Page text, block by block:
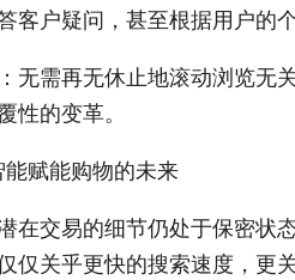
客户疑问，甚至根据用户的
无需再无休止地滚动浏览无
性的变革。
赋能购物的未来
在交易的细节仍处于保密状
仅关乎更快的搜索速度，更